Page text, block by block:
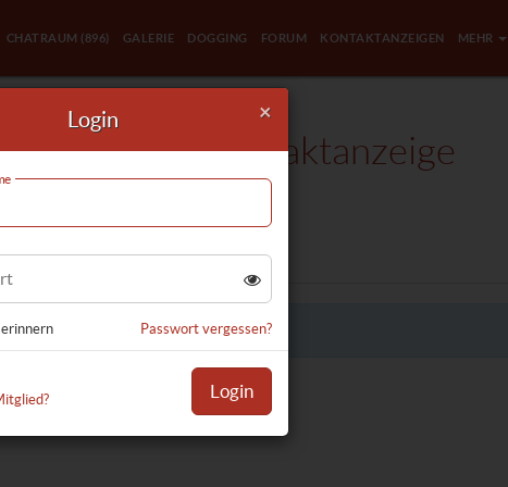
CHATRAUM (896) GALERIE DOGGING FORUM KONTAKTANZEIGEN MEHR
Frauen Kontaktanzeige
Eine Anzeige erstellen
×
Login
Passwort vergessen?
Login